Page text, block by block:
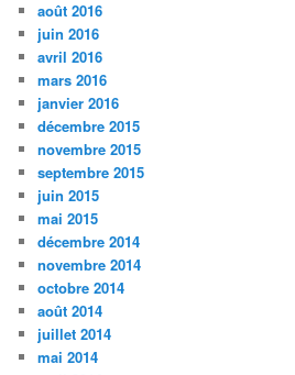
août 2016
juin 2016
avril 2016
mars 2016
janvier 2016
décembre 2015
novembre 2015
septembre 2015
juin 2015
mai 2015
décembre 2014
novembre 2014
octobre 2014
août 2014
juillet 2014
mai 2014